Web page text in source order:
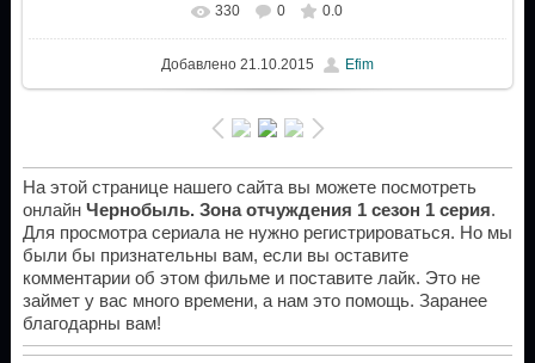
330 0 0.0
Добавлено21.10.2015 Efim
На этой странице нашего сайта вы можете посмотреть
онлайн Чернобыль. Зона отчуждения 1 сезон 1 серия.
Для просмотра сериала не нужно регистрироваться. Но мы
были бы признательны вам, если вы оставите
комментарии об этом фильме и поставите лайк. Это не
займет у вас много времени, а нам это помощь. Заранее
благодарны вам!